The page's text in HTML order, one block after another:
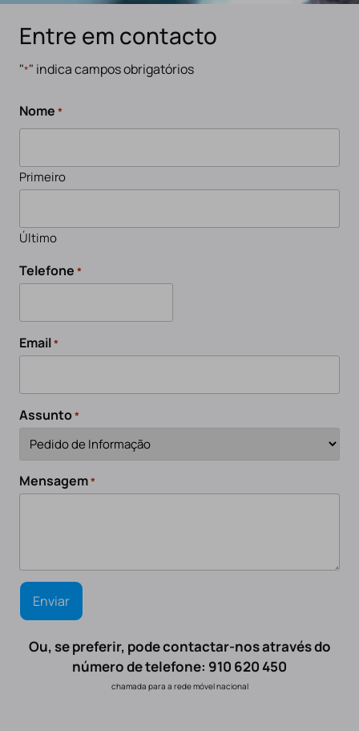
Entre em contacto
"*" indica campos obrigatórios
Nome *
Primeiro
Último
Telefone *
Email*
Assunto*
Mensagem*
Ou, se preferir, pode contactar-nos através do
número de telefone: 910 620 450
chamada para a rede móvel nacional